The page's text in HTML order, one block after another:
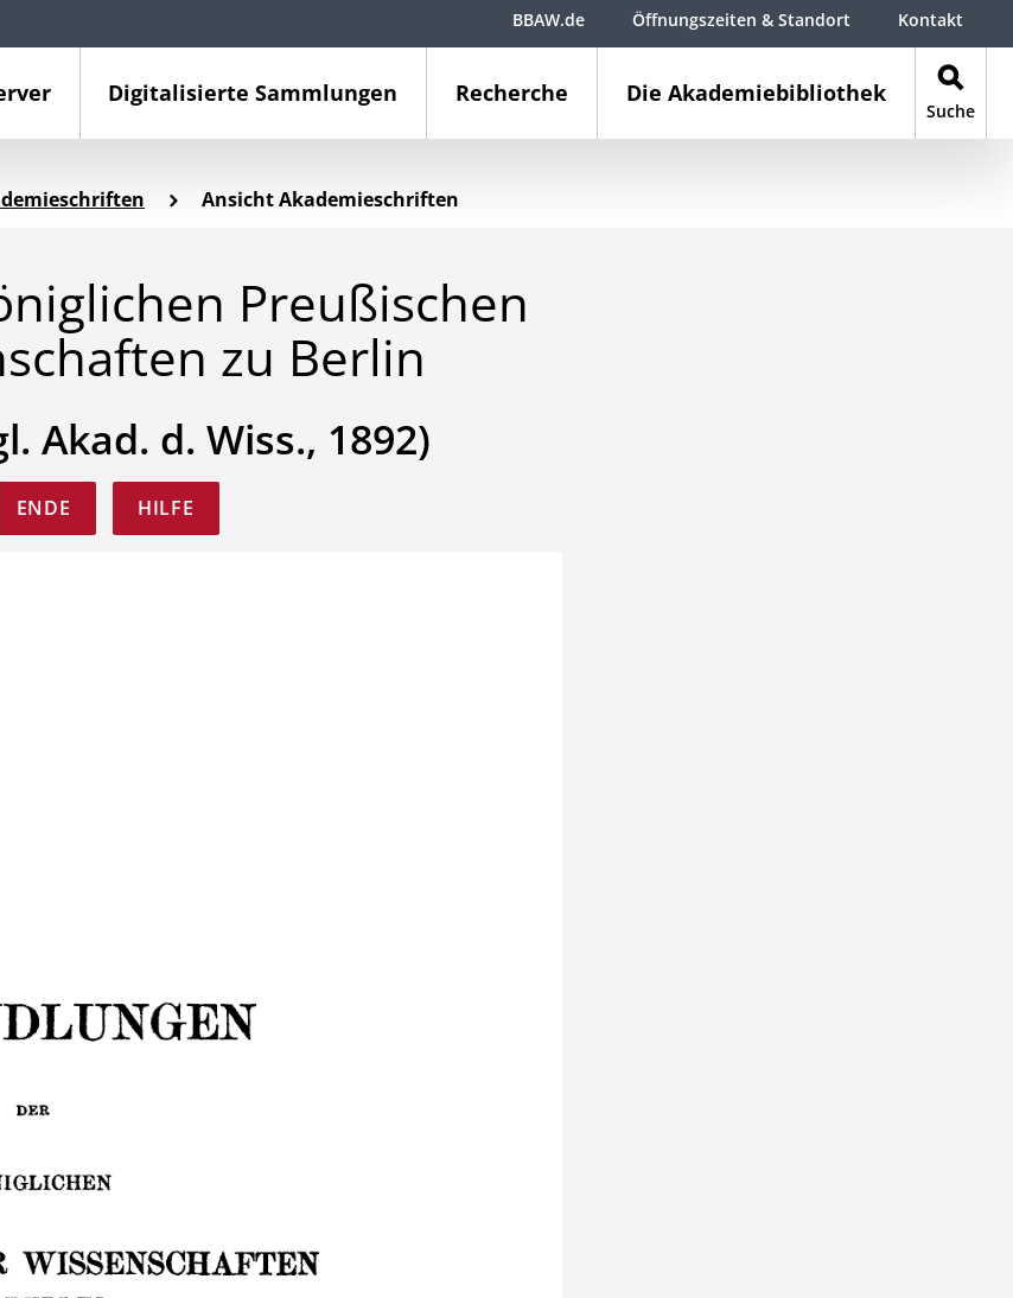
Digitalisierte Sammlungen Recherche Die Akademiebibliothek
Suche
BBAW.de Öffnungszeiten & Standort Kontakt
Ansicht Akademieschriften
Preußischen
zu Berlin
Akad. d. Wiss., 1892)
ENDE HILFE